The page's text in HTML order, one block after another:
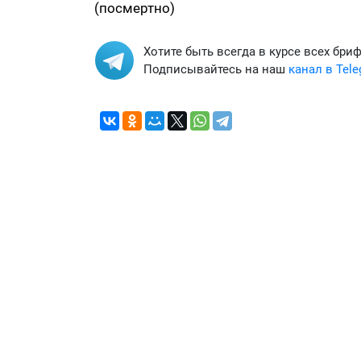
(посмертно)
Хотите быть всегда в курсе всех
Подписывайтесь на наш канал в